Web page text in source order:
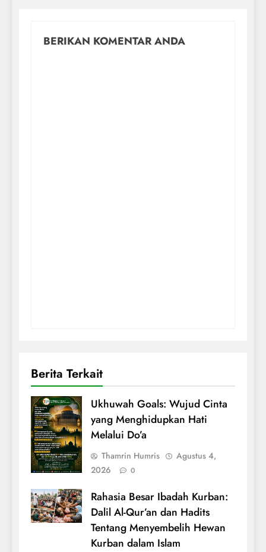
BERIKAN KOMENTAR ANDA
Berita Terkait
Ukhuwah Goals: Wujud Cinta
yang Menghidupkan Hati
Melalui Do’a
Thamrin Humris
Agustus 4,
2026
0
Rahasia Besar Ibadah Kurban:
Dalil Al-Qur’an dan Hadits
Tentang Menyembelih Hewan
Kurban dalam Islam